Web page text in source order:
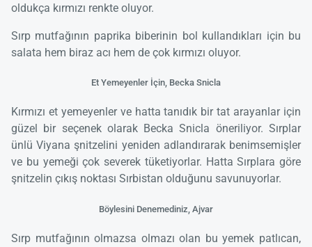
oldukça kırmızı renkte oluyor.
Sırp mutfağının paprika biberinin bol kullandıkları için bu
salata hem biraz acı hem de çok kırmızı oluyor.
Et Yemeyenler İçin, Becka Snicla
Kırmızı et yemeyenler ve hatta tanıdık bir tat arayanlar için
güzel bir seçenek olarak Becka Snicla öneriliyor. Sırplar
ünlü Viyana şnitzelini yeniden adlandırarak benimsemişler
ve bu yemeği çok severek tüketiyorlar. Hatta Sırplara göre
şnitzelin çıkış noktası Sırbistan olduğunu savunuyorlar.
Böylesini Denemediniz, Ajvar
Sırp mutfağının olmazsa olmazı olan bu yemek patlıcan,